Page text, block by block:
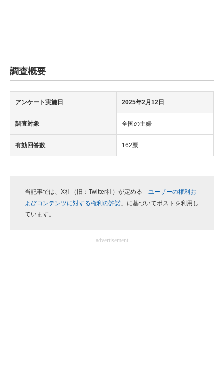
調査概要
アンケート実施日 2025年2月12日
調査対象 全国の主婦
有効回答数 162票
当記事では、X社（旧：Twitter社）が定める「 ユーザーの権利お
よびコンテンツに対する権利の許諾 」に基づいてポストを利用し
ています。
advertisement